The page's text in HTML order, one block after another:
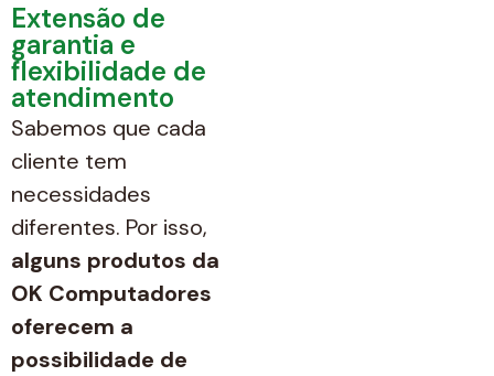
Extensão de
garantia e
flexibilidade de
atendimento
Sabemos que cada
cliente tem
necessidades
diferentes. Por isso,
alguns produtos da
OK Computadores
oferecem a
possibilidade de